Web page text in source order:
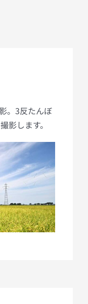
。3反たんぼ
影します。